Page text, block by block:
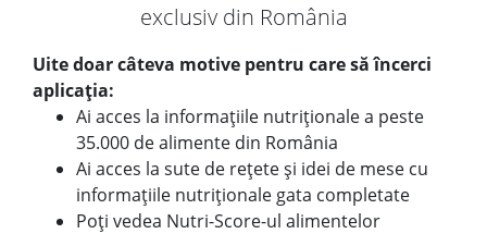
exclusiv din România
Uite doar câteva motive pentru care să încerci
aplicația:
Ai acces la informațiile nutriționale a peste
35.000 de alimente din România
Ai acces la sute de rețete și idei de mese cu
informațiile nutriționale gata completate
Poți vedea Nutri-Score-ul alimentelor